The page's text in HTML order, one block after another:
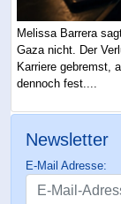
Melissa Barrera
Gaza nicht. Der
Karriere gebremst,
dennoch fest....
Newsletter
E-Mail Adresse: